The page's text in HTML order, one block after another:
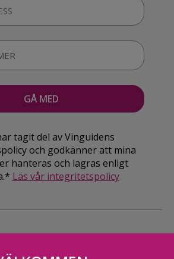
tagit del av Vinguidens
och godkänner att mina
hanteras och lagras enligt
Läs vår integritetspolicy